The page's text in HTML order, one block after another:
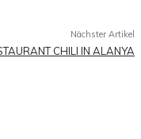
Nächster Artikel
CHILI IN ALANYA